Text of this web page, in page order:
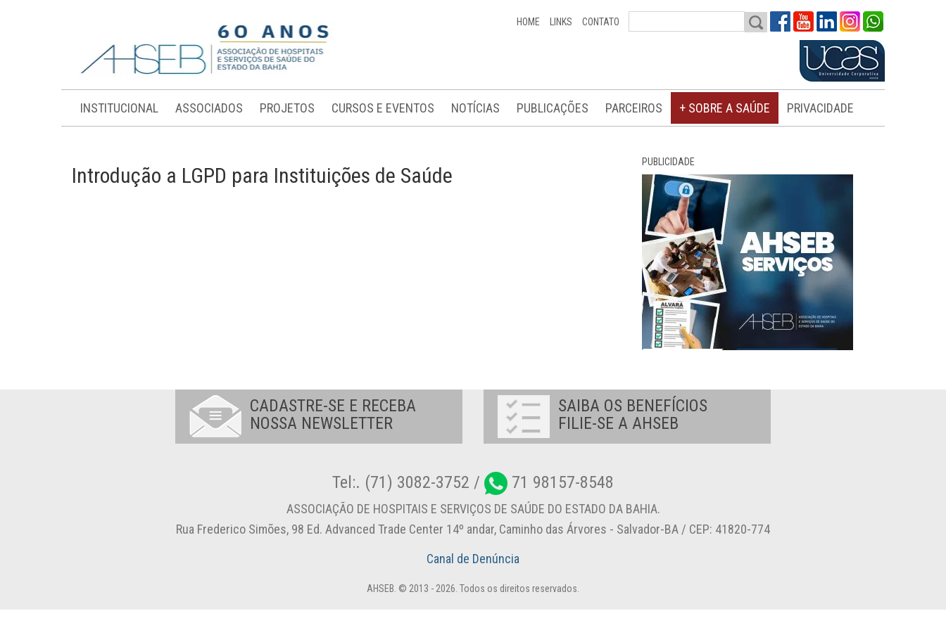
HOME LINKS CONTATO
INSTITUCIONAL ASSOCIADOS PROJETOS CURSOS E EVENTOS NOTÍCIAS PUBLICAÇÕES PARCEIROS + SOBRE A SAÚDE PRIVACIDADE
Introdução a LGPD para Instituições de Saúde
PUBLICIDADE
CADASTRE-SE E RECEBA
NOSSA NEWSLETTER
SAIBA OS BENEFÍCIOS
FILIE-SE A AHSEB
Tel:. (71) 3082-3752 / 71 98157-8548
ASSOCIAÇÃO DE HOSPITAIS E SERVIÇOS DE SAÚDE DO ESTADO DA BAHIA.
Rua Frederico Simões, 98 Ed. Advanced Trade Center 14º andar, Caminho das Árvores - Salvador-BA / CEP: 41820-774
Canal de Denúncia
AHSEB. © 2013 - 2026. Todos os direitos reservados.